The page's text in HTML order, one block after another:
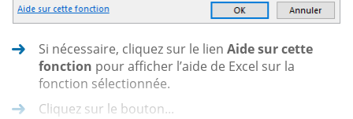
Si nécessaire, cliquez sur le lien Aide sur cette
fonction pour afficher l’aide de Excel sur la
fonction sélectionnée.
Cliquez sur le bouton...